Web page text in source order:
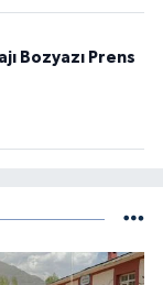
Bozyazı Prens